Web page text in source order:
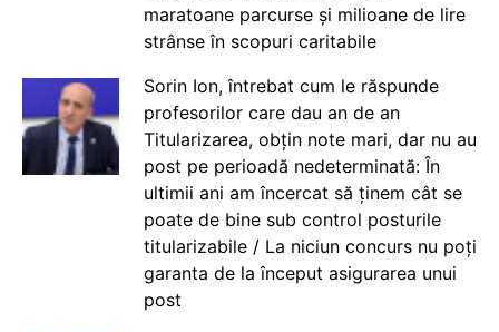
maratoane parcurse și milioane de lire
strânse în scopuri caritabile
Sorin Ion, întrebat cum le răspunde
profesorilor care dau an de an
Titularizarea, obțin note mari, dar nu au
post pe perioadă nedeterminată: În
ultimii ani am încercat să ținem cât se
poate de bine sub control posturile
titularizabile / La niciun concurs nu poți
garanta de la început asigurarea unui
post